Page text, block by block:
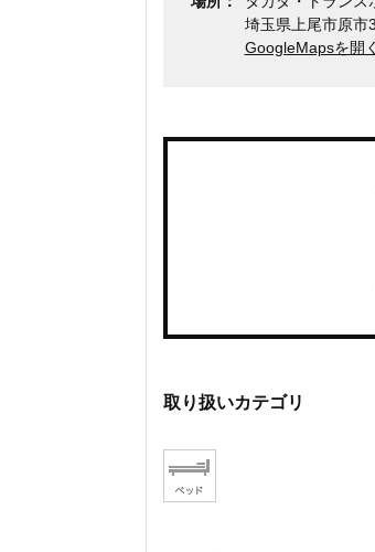
埼玉県上尾市原市
GoogleMapsを開く
取り扱いカテゴリ